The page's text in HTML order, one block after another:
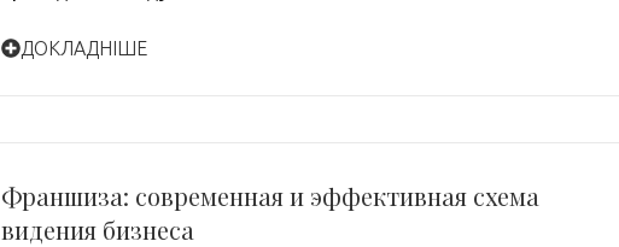
ДОКЛАДНІШЕ
Франшиза: современная и эффективная схема
видения бизнеса